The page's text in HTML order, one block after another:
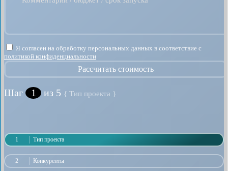
Я согласен на обработку персональных данных в соответствие с
политикой конфиденциальности
Рассчитать стоимость
Шаг 1 из 5 { Тип проекта }
1 Тип проекта
2 Конкуренты